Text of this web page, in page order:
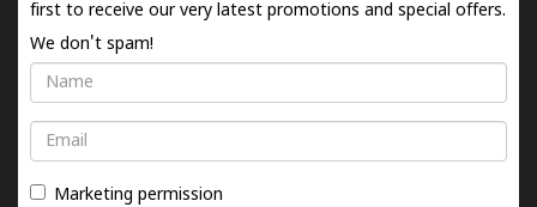
first to receive our very latest promotions and special offers.
We don't spam!
Name
Email
Marketing permission